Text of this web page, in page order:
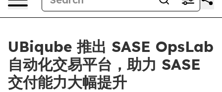
UBiqube 推出 SASE OpsLab
自动化交易平台，助力 SASE
交付能力大幅提升